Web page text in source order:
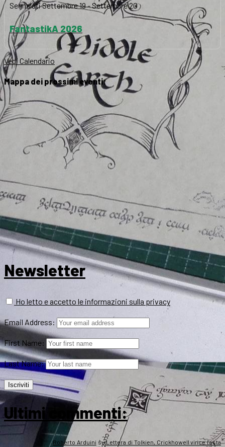
SegnalatiSettembre 19-Settembre 20
FantastikA 2026
Vedi Calendario
Mappa dei prossimi eventi:
Newsletter
Ho letto e accetto le informazioni sulla privacy
Email Address:
First Name:
Last Name:
Ultimi commenti:
Roberto Arduini suLettera di Tolkien, Crickhowell vince l’asta